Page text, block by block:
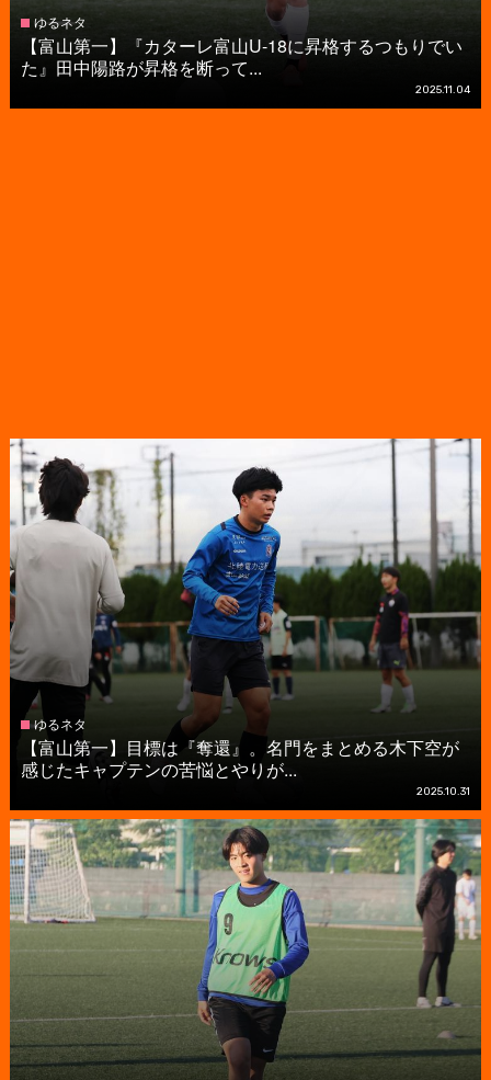
ゆるネタ
【富山第一】『カターレ富山U-18に昇格するつもりでい
た』田中陽路が昇格を断って...
2025.11.04
ゆるネタ
【富山第一】目標は『奪還』。名門をまとめる木下空が
感じたキャプテンの苦悩とやりが...
2025.10.31